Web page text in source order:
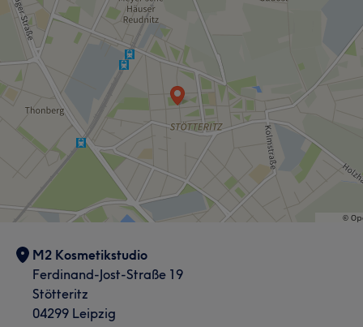
M2 Kosmetikstudio
Ferdinand-Jost-Straße 19
Stötteritz
04299 Leipzig